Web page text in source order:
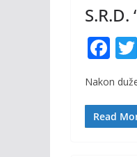
F
ac
e
b
o
Nakon
Read